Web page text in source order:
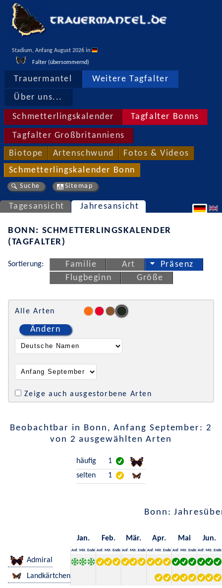
Stadium, Anfang August 2026 in
Falter (übersommernd)
Trauermantel Weitere Tagfalter
Über uns...
Schmetterlingskalender Tagfalter Bonns
Tagfalter Großbritanniens
Biotope Artenschwund Fotos & Videos
Schmetterlingskalender Bonn
Suche Sitemap
Tagesansicht Jahresansicht
BONN: SCHMETTERLINGSKALENDER
(TAGFALTER)
Sortierung: Familie Art
Präsenz
Flugbeginn
Größe
Alle Arten
Ändern
Zeige auch ausgestorbene Arten
Beobachtbar in Bonn, Anfang September: 2
von 2 ausgewählten Arten
häufig
1
selten
1
Bonn:
Jan. Feb. Mär. Apr. Mai Jun.
Anf. Mit. Ende Anf. Mit. Ende Anf. Mit. Ende Anf. Mit. Ende Anf. Mit. Ende Anf. Mit. Ende
Admiral
Landkärtchen